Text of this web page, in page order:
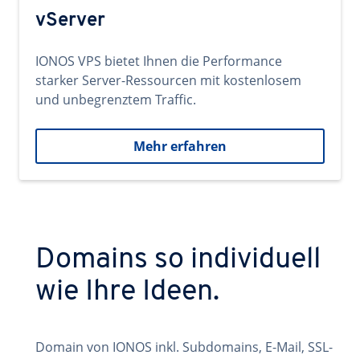
vServer
IONOS VPS bietet Ihnen die Performance
starker Server-Ressourcen mit kostenlosem
und unbegrenztem Traffic.
Mehr erfahren
Domains so individuell
wie Ihre Ideen.
Domain von IONOS inkl. Subdomains, E-Mail, SSL-